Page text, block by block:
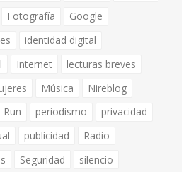
Fotografía
Google
identidad digital
Internet
lecturas breves
Música
Nireblog
periodismo
privacidad
publicidad
Radio
Seguridad
silencio